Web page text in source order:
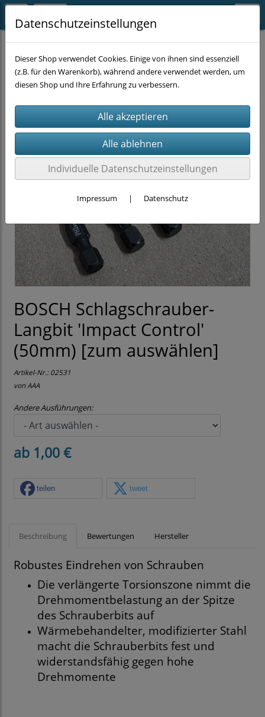
TOP-SELLER
BOSCH Schlagschrauber-
Langbit 'Impact Control'
(50mm) [zum auswählen]
Artikel-Nr.:02531
von AAA
Andere Ausführungen:
ab 1,00 €
teilen tweet
Beschreibung Bewertungen Hersteller
Robustes Eindrehen von Schrauben
Die verlängerte Torsionszone nimmt die
Drehmomentbelastung an der Spitze
des Schrauberbits auf
Wärmebehandelter, modifizierter Stahl
macht die Schrauberbits fest und
widerstandsfähig gegen hohe
Drehmomente
Datenschutzeinstellungen
Dieser Shop verwendet Cookies. Einige von ihnen sind essenziell
(z.B. für den Warenkorb), während andere verwendet werden, um
diesen Shop und Ihre Erfahrung zu verbessern.
Individuelle Datenschutzeinstellungen
Impressum | Datenschutz